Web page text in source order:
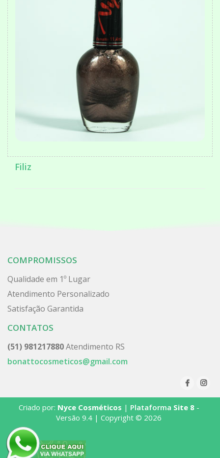
Filiz
COMPROMISSOS
Qualidade em 1º Lugar
Atendimento Personalizado
Satisfação Garantida
CONTATOS
(51) 981217880Atendimento RS
bonattocosmeticos@gmail.com
Criado por: Nyce Cosméticos | Plataforma Site 8-
Versão 9.4 | Copyright © 2026